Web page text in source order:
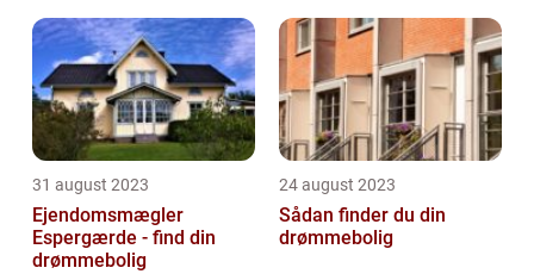
31 august 2023
Ejendomsmægler
Espergærde - find din
drømmebolig
24 august 2023
Sådan finder du din
drømmebolig